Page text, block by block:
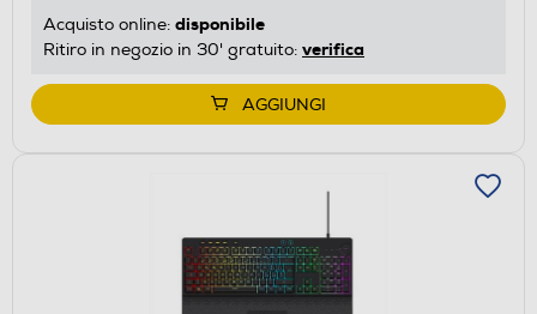
Acquisto online: disponibile
Ritiro in negozio in 30' gratuito: verifica
AGGIUNGI